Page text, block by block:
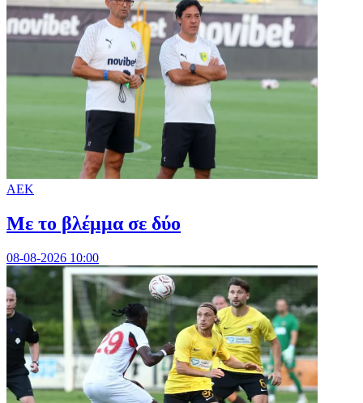
ΑΕΚ
Με το βλέμμα σε δύο
08-08-2026 10:00